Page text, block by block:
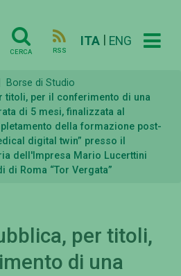
CERCA RSS
ITA ENG
Borse di Studio
titoli, per il conferimento di una
di 5 mesi, finalizzata al
della formazione post-
digital twin” presso il
dell'Impresa Mario Lucerttini
di Roma “Tor Vergata”
per titoli,
di una